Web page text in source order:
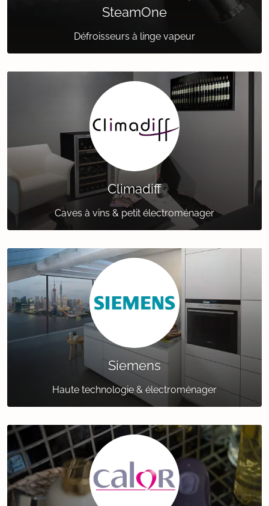
SteamOne
Défroisseurs à linge vapeur
Climadiff
Caves à vins & petit électroménager
Siemens
Haute technologie & électroménager